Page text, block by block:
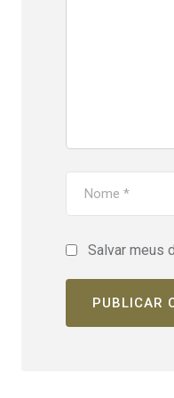
Salvar meus